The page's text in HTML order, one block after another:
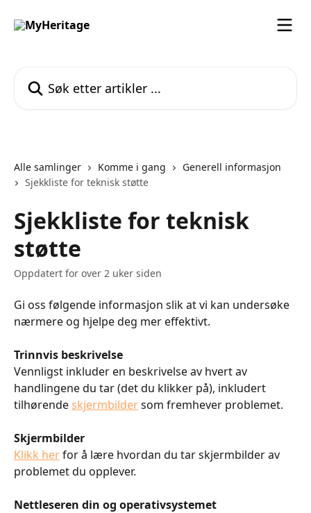
Alle samlinger Komme i gang
Generell informasjon
Sjekkliste for teknisk støtte
Sjekkliste for teknisk
støtte
Oppdatert for over 2 uker siden
Gi oss følgende informasjon slik at vi kan undersøke
nærmere og hjelpe deg mer effektivt.
Trinnvis beskrivelse
​​Vennligst inkluder en beskrivelse av hvert av
handlingene du tar (det du klikker på), inkludert
tilhørende ​skjermbilder som fremhever problemet.
Skjermbilder
Klikk her for å lære hvordan du tar skjermbilder av
problemet du opplever.
Nettleseren din og operativsystemet